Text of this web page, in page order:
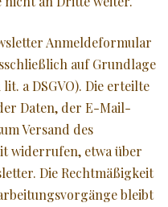
Anmeldeformular
auf Grundlage
a DSGVO). Die erteilte
Daten, der E-Mail-
Versand des
widerrufen, etwa über
Die Rechtmäßigkeit
bleibt